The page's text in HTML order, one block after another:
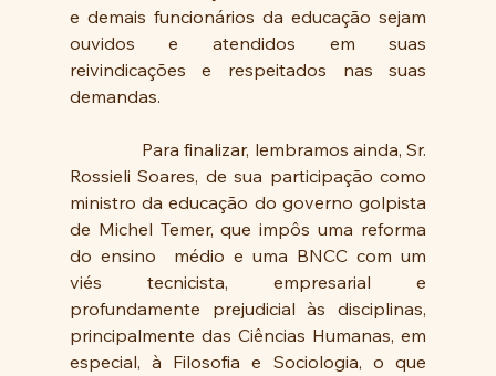
e demais funcionários da educação sejam
ouvidos e atendidos em suas
reivindicações e respeitados nas suas
demandas.
Rossieli Soares, de sua participação como
ministro da educação do governo golpista
de Michel Temer, que impôs uma reforma
do ensino  médio e uma BNCC com um
viés tecnicista, empresarial e
profundamente prejudicial às disciplinas,
principalmente das Ciências Humanas, em
especial, à Filosofia e Sociologia, o que